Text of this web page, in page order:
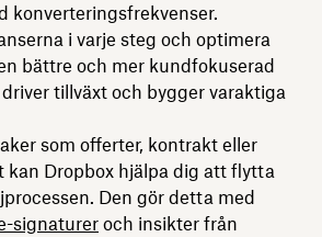
konverteringsfrekvenser.
i varje steg och optimera
bättre och mer kundfokuserad
tillväxt och bygger varaktiga
som offerter, kontrakt eller
kan Dropbox hjälpa dig att flytta
Den gör detta med
signaturer och insikter från